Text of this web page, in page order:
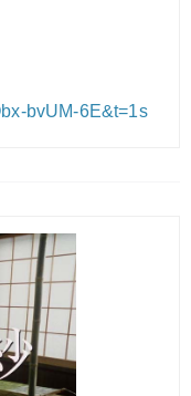
bvUM-6E&t=1s